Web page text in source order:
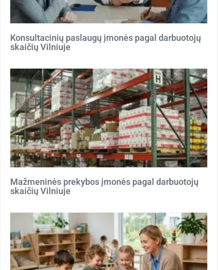
Konsultacinių paslaugų įmonės pagal darbuotojų
skaičių Vilniuje
Mažmeninės prekybos įmonės pagal darbuotojų
skaičių Vilniuje